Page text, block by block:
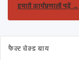
हमारी कार्यप्रणाली पढ़ें→
फैक्ट चेक्ड बाय